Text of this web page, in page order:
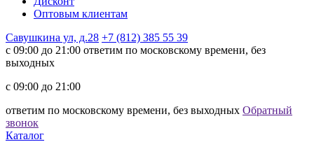
Оптовым клиентам
Савушкина ул, д.28 +7 (812) 385 55 39
c 09:00 до 21:00 ответим по московскому времени, без
выходных
c 09:00 до 21:00
ответим по московскому времени, без выходных Обратный
звонок
Каталог